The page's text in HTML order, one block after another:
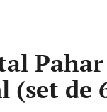
(set de